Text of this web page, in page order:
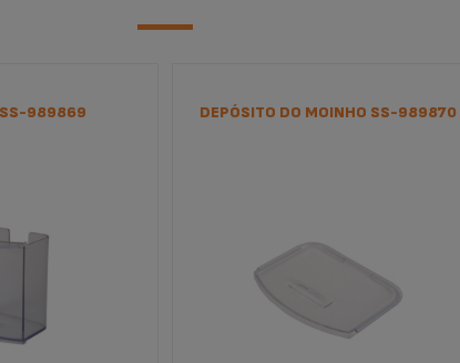
SS-989869 DEPÓSITO DO MOINHO SS-989870